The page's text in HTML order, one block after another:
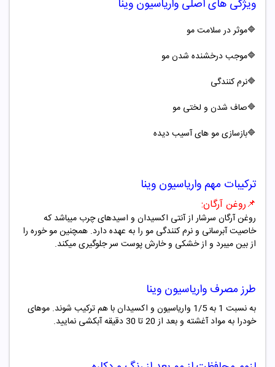
ویژگی های اصلی واریاسیون وینا
🔷موثر در سلامت مو
🔷موجب درخشنده شدن مو
🔷نرم کنندگی
🔷صاف شدن و لختی مو
🔷بازسازی مو های آسیب دیده
ترکیبات مهم واریاسیون وینا
📌روغن آرگان:
روغن آرگان سرشار از آنتی اکسیدان و اسیدهای چرب میباشد که
خاصیت آبرسانی و نرم کنندگی مو را به عهده دارد. همچنین مو خوره را
از بین میبرد و از خشکی و خارش پوست سر جلوگیری میکند.
طرز مصرف واریاسیون وینا
به نسبت 1 به 1/5 واریاسیون و اکسیدان با هم ترکیب شوند. موهای
خودرا به مواد آغشته و بعد از 20 تا 30 دقیقه آبکشی نمایید.